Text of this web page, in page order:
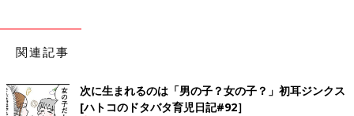
関連記事
次に生まれるのは「男の子？女の子？」初耳ジンクス
[ハトコのドタバタ育児日記#92］